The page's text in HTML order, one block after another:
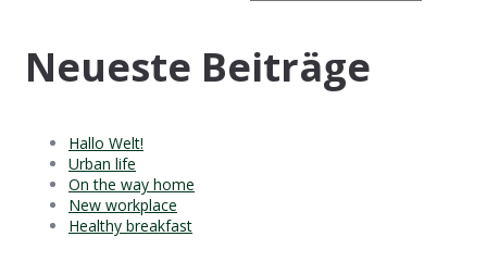
Neueste Beiträge
Hallo Welt!
Urban life
On the way home
New workplace
Healthy breakfast